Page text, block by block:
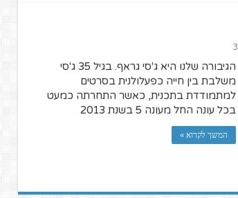
3
הגיבורה שלנו היא ג'סי גראף. בגיל 35 ג'סי
משלבת בין חייה כפעלולנית בסרטים
למתמודדת בתכנית, כאשר התחרתה כמעט
בכל עונה החל מעונה 5 בשנת 2013
המשך לקרוא »